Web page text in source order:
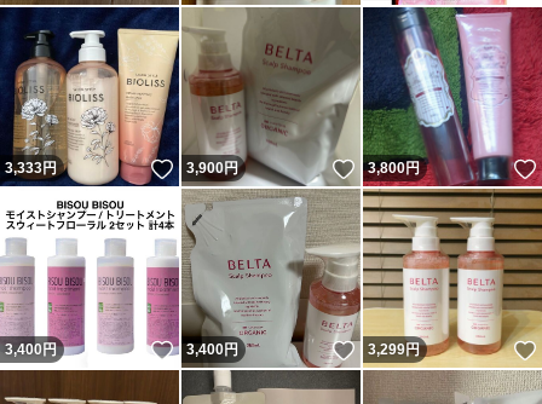
3,333円 いいね！
3,900円 いいね！
3,800円
3,400 円 いいね！
3,400円 いいね！
3,299円